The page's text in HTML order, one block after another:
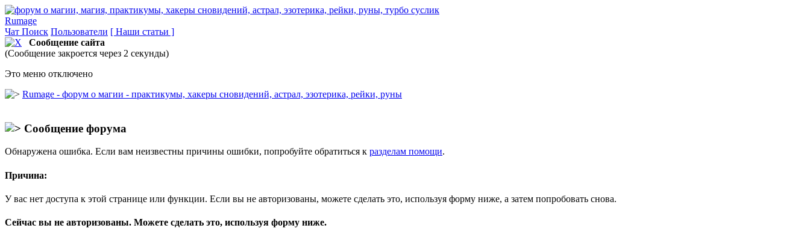
Rumage
Чат Поиск Пользователи [ Наши статьи ]
Сообщение сайта
(Сообщение закроется через 2 секунды)
Это меню отключено
Rumage - форум о магии - практикумы, хакеры сновидений, астрал, эзотерика, рейки, руны
Сообщение форума
Обнаружена ошибка. Если вам неизвестны причины ошибки, попробуйте обратиться к разделам помощи.
Причина:
У вас нет доступа к этой странице или функции. Если вы не авторизованы, можете сделать это, используя форму ниже, а затем попробовать снова.
Сейчас вы не авторизованы. Можете сделать это, используя форму ниже.